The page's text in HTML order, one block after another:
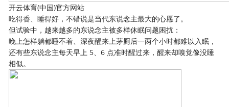
开云体育(中国)官方网站
吃得香、睡得好，不错说是当代东说念主最大的心愿了。
但试验中，越来越多的东说念主被多样休眠问题困扰：
晚上怎样躺都睡不着、深夜醒来上茅厕后一两个小时都难以入眠，
还有些东说念主每天早上 5、6 点准时醒过来，醒来却嗅觉像没睡
相似。